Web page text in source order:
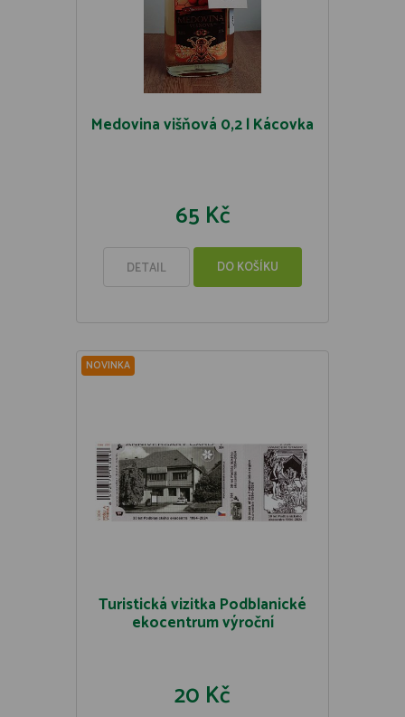
Medovina višňová 0,2 l Kácovka
65 Kč
DETAIL DO KOŠÍKU
NOVINKA
Turistická vizitka Podblanické
ekocentrum výroční
20 Kč